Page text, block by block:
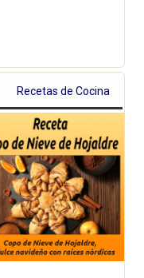
Recetas de Cocina